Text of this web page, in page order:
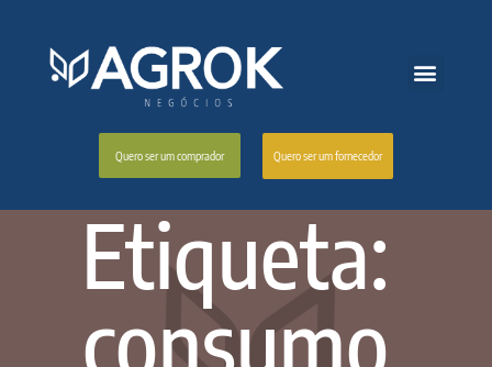
Quero ser um comprador Quero ser um fornecedor
Etiqueta:
consumo